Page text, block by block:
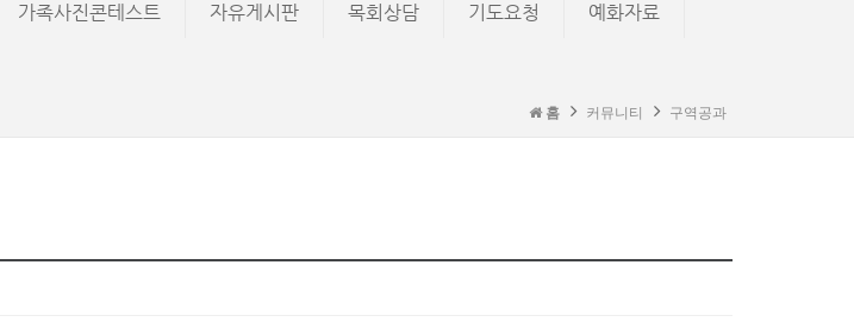
가족사진콘테스트 자유게시판 목회상담 기도요청 예화자료
홈 커뮤니티 구역공과